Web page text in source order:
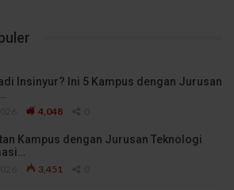
Insinyur? Ini 5 Kampus dengan Jurusan
4,048
Kampus dengan Jurusan Teknologi
3,451